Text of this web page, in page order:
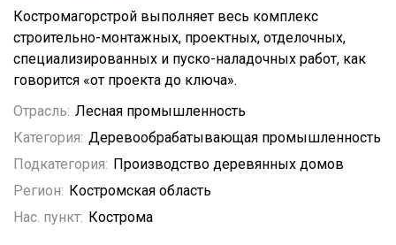
Костромагорстрой выполняет весь комплекс
строительно-монтажных, проектных, отделочных,
специализированных и пуско-наладочных работ, как
говорится «от проекта до ключа».
Отрасль: Лесная промышленность
Категория: Деревообрабатывающая промышленность
Подкатегория: Производство деревянных домов
Регион: Костромская область
Нас. пункт: Кострома